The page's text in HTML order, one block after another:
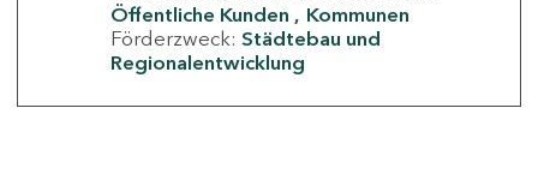
Öffentliche Kunden
Kommunen
Förderzweck: Städtebau und
Regionalentwicklung